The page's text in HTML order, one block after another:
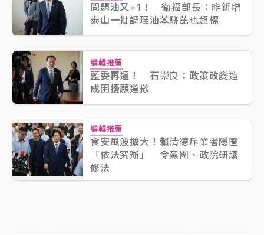
問題油又+1！ 衛福部長：昨新增
泰山一批調理油苯駢芘也超標
編輯推薦
藍委再逼！ 石崇良：政策改變造
成困擾願道歉
編輯推薦
食安風波擴大！賴清德斥業者隱匿
「依法究辦」 令黨團、政院研議
修法